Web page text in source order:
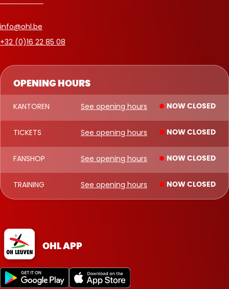
OPENING HOURS
KANTOREN See opening hours NOW CLOSED
TICKETS See opening hours NOW CLOSED
FANSHOP See opening hours NOW CLOSED
TRAINING See opening hours NOW CLOSED
info@ohl.be
+32 (0)16 22 85 08
OHL APP